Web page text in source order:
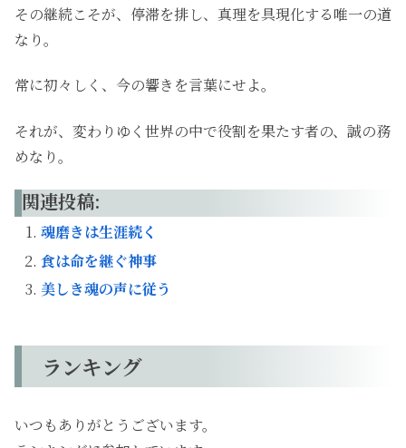
その継続こそが、停滞を排し、真理を具現化する唯一の道
なり。
常に初々しく、今の響きを言葉にせよ。
それが、変わりゆく世界の中で役割を果たす者の、誠の務
めなり。
関連投稿:
魂磨きは生涯続く
食は命を継ぐ神事
美しき魂の声に従う
ランキング
いつもありがとうございます。